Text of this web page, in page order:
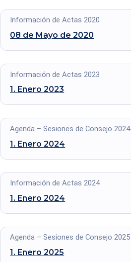
Información de Actas 2020
08 de Mayo de2020
Información de Actas 2023
1. Enero2023
Agenda – Sesiones de Consejo 2024
1. Enero2024
Información de Actas 2024
1. Enero2024
Agenda – Sesiones de Consejo 2025
1. Enero2025